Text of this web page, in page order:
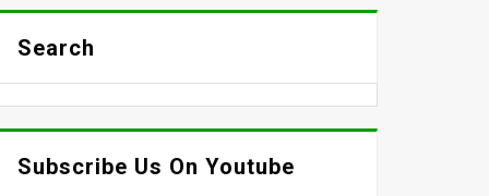
Search
Subscribe Us On Youtube